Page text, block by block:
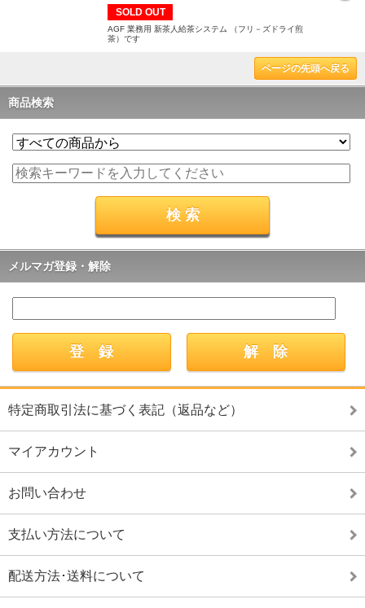
SOLD OUT
AGF 業務用 新茶人給茶システム （フリ－ズドライ煎
茶）です
ページの先頭へ戻る
商品検索
メルマガ登録・解除
特定商取引法に基づく表記（返品など）
マイアカウント
お問い合わせ
支払い方法について
配送方法･送料について